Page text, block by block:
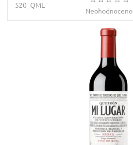
520_QML
Neohodnoceno